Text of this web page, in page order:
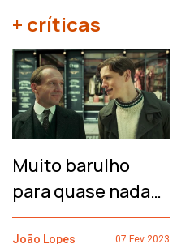
+ críticas
Muito barulho
para quase nada…
João Lopes 07 Fev 2023